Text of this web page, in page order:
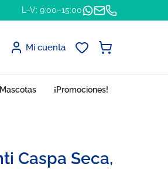
L–V: 9:00–15:00
Mi cuenta
Mascotas ¡Promociones!
Caspa Seca,